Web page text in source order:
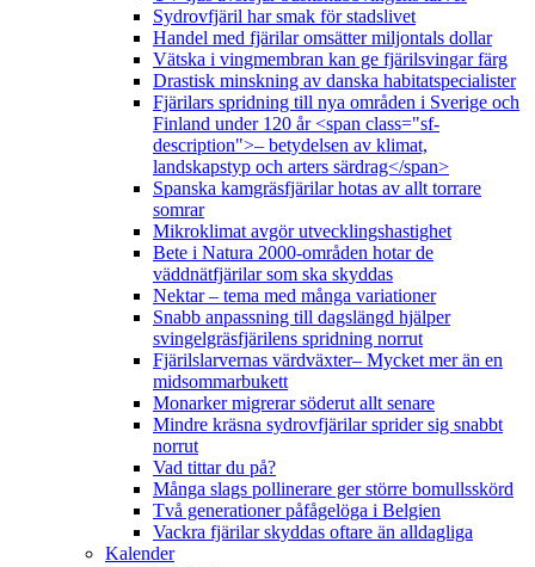
Sydrovfjäril har smak för stadslivet
Handel med fjärilar omsätter miljontals dollar
Vätska i vingmembran kan ge fjärilsvingar färg
Drastisk minskning av danska habitatspecialister
Fjärilars spridning till nya områden i Sverige och
Finland under 120 år <span class="sf-
description">– betydelsen av klimat,
landskapstyp och arters särdrag</span>
Spanska kamgräsfjärilar hotas av allt torrare
somrar
Mikroklimat avgör utvecklingshastighet
Bete i Natura 2000-områden hotar de
väddnätfjärilar som ska skyddas
Nektar – tema med många variationer
Snabb anpassning till dagslängd hjälper
svingelgräsfjärilens spridning norrut
Fjärilslarvernas värdväxter– Mycket mer än en
midsommarbukett
Monarker migrerar söderut allt senare
Mindre kräsna sydrovfjärilar sprider sig snabbt
norrut
Vad tittar du på?
Många slags pollinerare ger större bomullsskörd
Två generationer påfågelöga i Belgien
Vackra fjärilar skyddas oftare än alldagliga
Kalender